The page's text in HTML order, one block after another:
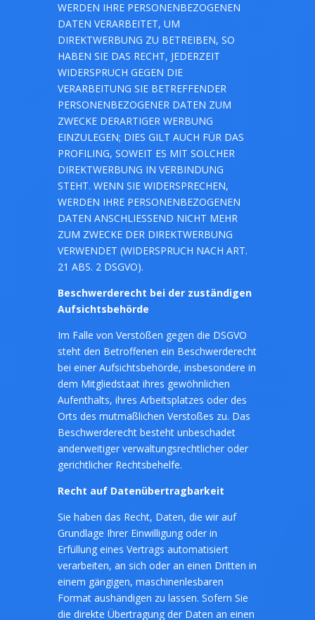
WERDEN IHRE PERSONENBEZOGENEN
DATEN VERARBEITET, UM
DIREKTWERBUNG ZU BETREIBEN, SO
HABEN SIE DAS RECHT, JEDERZEIT
WIDERSPRUCH GEGEN DIE
VERARBEITUNG SIE BETREFFENDER
PERSONENBEZOGENER DATEN ZUM
ZWECKE DERARTIGER WERBUNG
EINZULEGEN; DIES GILT AUCH FÜR DAS
PROFILING, SOWEIT ES MIT SOLCHER
DIREKTWERBUNG IN VERBINDUNG
STEHT. WENN SIE WIDERSPRECHEN,
WERDEN IHRE PERSONENBEZOGENEN
DATEN ANSCHLIESSEND NICHT MEHR
ZUM ZWECKE DER DIREKTWERBUNG
VERWENDET (WIDERSPRUCH NACH ART.
21 ABS. 2 DSGVO).
Beschwerderecht bei der zuständigen
Aufsichtsbehörde
Im Falle von Verstößen gegen die DSGVO
steht den Betroffenen ein Beschwerderecht
bei einer Aufsichtsbehörde, insbesondere in
dem Mitgliedstaat ihres gewöhnlichen
Aufenthalts, ihres Arbeitsplatzes oder des
Orts des mutmaßlichen Verstoßes zu. Das
Beschwerderecht besteht unbeschadet
anderweitiger verwaltungsrechtlicher oder
gerichtlicher Rechtsbehelfe.
Recht auf Datenübertragbarkeit
Sie haben das Recht, Daten, die wir auf
Grundlage Ihrer Einwilligung oder in
Erfüllung eines Vertrags automatisiert
verarbeiten, an sich oder an einen Dritten in
einem gängigen, maschinenlesbaren
Format aushändigen zu lassen. Sofern Sie
die direkte Übertragung der Daten an einen